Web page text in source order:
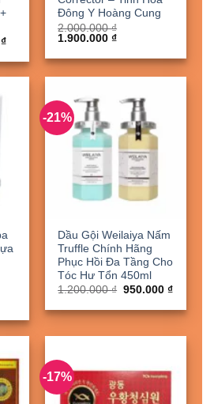
₫Giá
tại
là:
Đông Y Hoàng Cung
2.000.000₫
Giá
là:
2.000.000 ₫.
1.900.000₫Giá
tại
là:
1.900.000 ₫.
-21%
Dầu Gội Weilaiya Nấm
Truffle Chính Hãng
Phục Hồi Đa Tầng Cho
Tóc Hư Tổn 450ml
1.200.000₫ Giá
là:
1.200.000 ₫.
950.000₫Giá
tại
là:
-17%